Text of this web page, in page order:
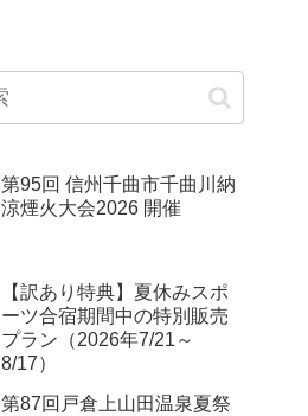
第95回 信州千曲市千曲川納
涼煙火大会2026 開催
【訳あり特典】夏休みスポ
ーツ合宿期間中の特別販売
プラン（2026年7/21～
8/17）
第87回戸倉上山田温泉夏祭